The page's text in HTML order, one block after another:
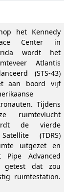
het Kennedy
Center in
wordt het
Atlantis
(STS-43)
aan boord vijf
Tijdens
ruimtevlucht
de vierde
(TDRS)
uitgezet en
Advanced
getest dat zou
ruimtestation.